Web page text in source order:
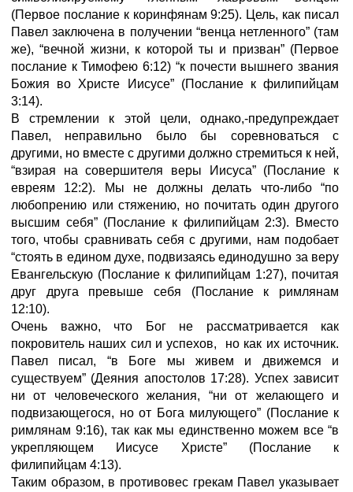
(Первое послание к коринфянам 9:25). Цель, как писал
Павел заключена в получении “венца нетленного” (там
же), “вечной жизни, к которой ты и призван” (Первое
послание к Тимофею 6:12) “к почести вышнего звания
Божия во Христе Иисусе” (Послание к филипийцам
3:14).
В стремлении к этой цели, однако,-предупреждает
Павел, неправильно было бы соревноваться с
другими, но вместе с другими должно стремиться к ней,
“взирая на совершителя веры Иисуса” (Послание к
евреям 12:2). Мы не должны делать что-либо “по
любопрению или стяжению, но почитать один другого
высшим себя” (Послание к филипийцам 2:3). Вместо
того, чтобы сравнивать себя с другими, нам подобает
“стоять в едином духе, подвизаясь единодушно за веру
Евангельскую (Послание к филипийцам 1:27), почитая
друг друга превыше себя (Послание к римлянам
12:10).
Очень важно, что Бог не рассматривается как
покровитель наших сил и успехов, но как их источник.
Павел писал, “в Боге мы живем и движемся и
существуем” (Деяния апостолов 17:28). Успех зависит
ни от человеческого желания, “ни от желающего и
подвизающегося, но от Бога милующего” (Послание к
римлянам 9:16), так как мы единственно можем все “в
укрепляющем Иисусе Христе” (Послание к
филипийцам 4:13).
Таким образом, в противовес грекам Павел указывает